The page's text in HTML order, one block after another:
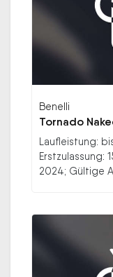
Benelli
Tornado
Laufleistung:
Erstzulassung:
2024; Gültige